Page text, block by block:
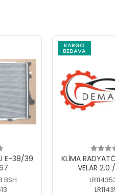
E-38/39
BSH
KARGO
BEDAVA
KLİMA
VELAR 2.0